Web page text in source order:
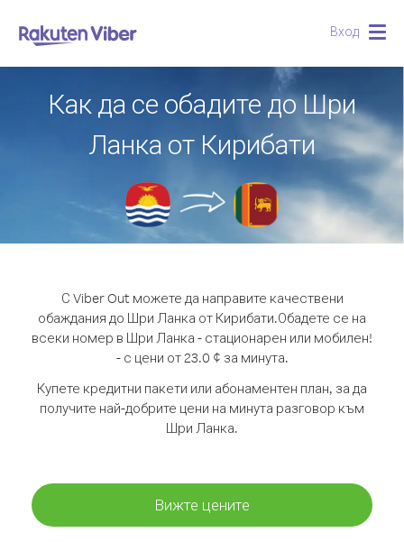
Вход
Как да се обадите до Шри
Ланка от Кирибати
С Viber Out можете да направите качествени
обаждания до Шри Ланка от Кирибати.Обадете се на
всеки номер в Шри Ланка - стационарен или мобилен!
- с цени от 23.0 ¢ за минута.
Купете кредитни пакети или абонаментен план, за да
получите най-добрите цени на минута разговор към
Шри Ланка.
Вижте цените